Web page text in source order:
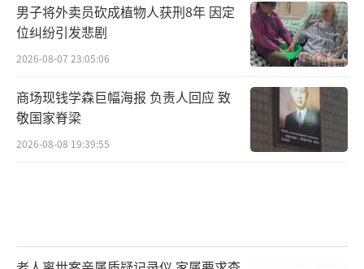
男子将外卖员砍成植物人获刑8年 因定
位纠纷引发悲剧
2026-08-07 23:05:06
商场现钱学森巨幅海报 负责人回应 致
敬国家脊梁
2026-08-08 19:39:55